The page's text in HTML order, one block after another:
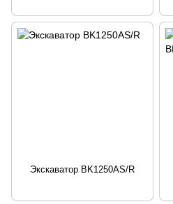
Экскаватор BK1250AS/R